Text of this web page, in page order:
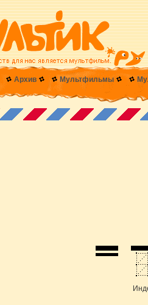
Архив Мультфильмы